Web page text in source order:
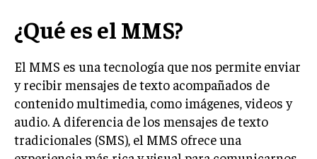
¿Qué es el MMS?
El MMS es una tecnología que nos permite enviar
y recibir mensajes de texto acompañados de
contenido multimedia, como imágenes, videos y
audio. A diferencia de los mensajes de texto
tradicionales (SMS), el MMS ofrece una